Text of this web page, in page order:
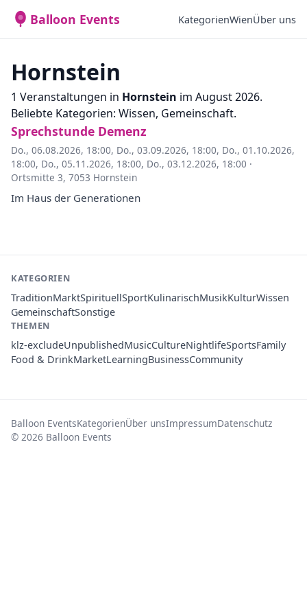
Balloon Events KategorienWienÜber uns
Hornstein
1 Veranstaltungen in Hornstein im August 2026.
Beliebte Kategorien: Wissen, Gemeinschaft.
Sprechstunde Demenz
Do., 06.08.2026, 18:00, Do., 03.09.2026, 18:00, Do., 01.10.2026,
18:00, Do., 05.11.2026, 18:00, Do., 03.12.2026, 18:00 ·
Ortsmitte 3, 7053 Hornstein
Im Haus der Generationen
KATEGORIEN
TraditionMarktSpirituellSportKulinarischMusikKulturWissen
GemeinschaftSonstige
THEMEN
klz-excludeUnpublishedMusicCultureNightlifeSportsFamily
Food & DrinkMarketLearningBusinessCommunity
Balloon EventsKategorienÜber unsImpressumDatenschutz
© 2026 Balloon Events